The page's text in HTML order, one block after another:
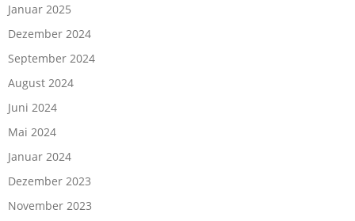
Januar 2025
Dezember 2024
September 2024
August 2024
Juni 2024
Mai 2024
Januar 2024
Dezember 2023
November 2023